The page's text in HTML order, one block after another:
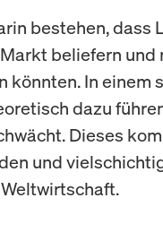
bestehen, dass
beliefern und
In einem
dazu
Dieses
und